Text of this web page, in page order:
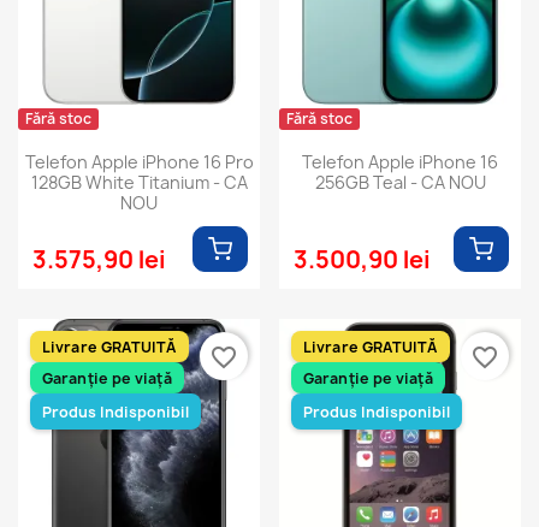
Fără stoc
Telefon Apple iPhone 16 Pro
128GB White Titanium - CA
NOU
3.575,90 lei
Fără stoc
Telefon Apple iPhone 16
256GB Teal - CA NOU
3.500,90 lei
Livrare GRATUITĂ
Garanție pe viață
Produs Indisponibil
favorite_border
Livrare GRATUITĂ
Garanție pe viață
Produs Indisponibil
favorite_border